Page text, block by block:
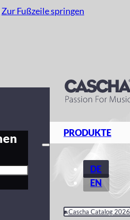
Zur Fußzeile springen
PRODUKTE
DE
EN
Cascha Catalog 2026